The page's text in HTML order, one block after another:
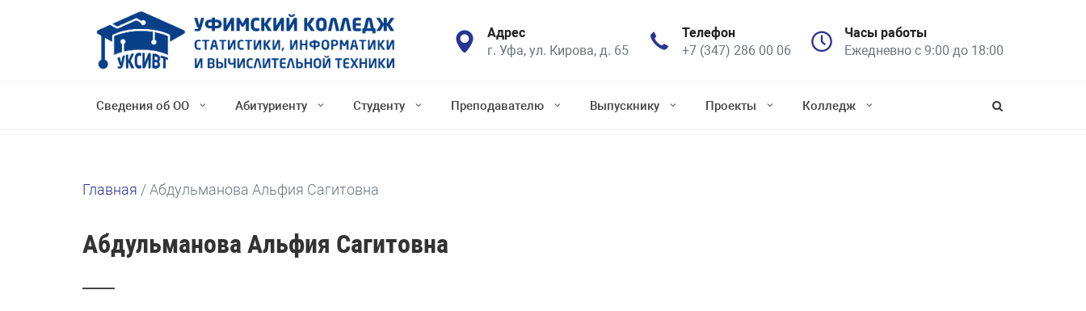
Адрес
г. Уфа, ул. Кирова, д. 65
Телефон
+7 (347) 286 00 06
Часы работы
Ежедневно с 9:00 до 18:00
Сведения об ОО Абитуриенту Студенту Преподавателю Выпускнику Проекты Колледж
Главная /Абдульманова Альфия Сагитовна
Абдульманова Альфия Сагитовна